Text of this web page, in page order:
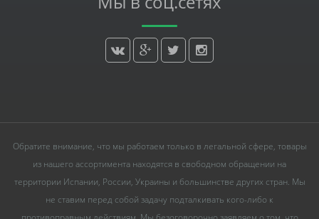
Обратите внимание, что мы работаем только в легальной сфере, товары
из нашего ассортимента находятся в свободном обращении на
территории Испании, России, Украины и большинстве других стран. Мы
не ставим перед собой задачу подталкивать кого-либо к